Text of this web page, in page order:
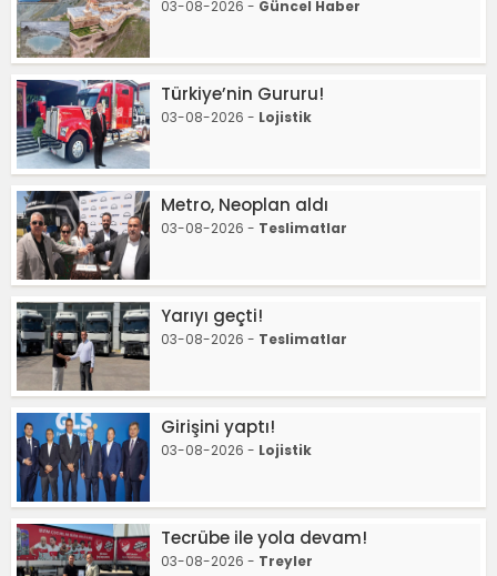
03-08-2026 - Güncel Haber
Türkiye’nin Gururu!
03-08-2026 - Lojistik
Metro, Neoplan aldı
03-08-2026 - Teslimatlar
Yarıyı geçti!
03-08-2026 - Teslimatlar
Girişini yaptı!
03-08-2026 - Lojistik
Tecrübe ile yola devam!
03-08-2026 - Treyler